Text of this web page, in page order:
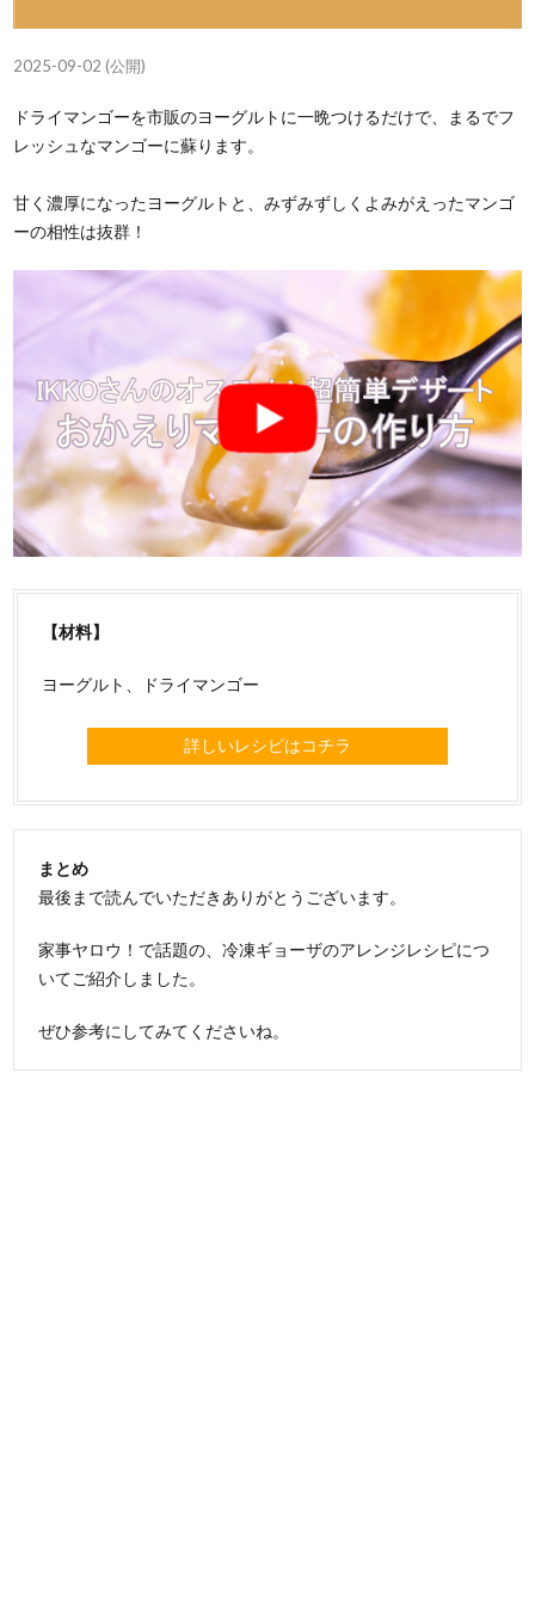
2025-09-02 (公開)
ドライマンゴーを市販のヨーグルトに一晩つけるだけで、まるでフ
レッシュなマンゴーに蘇ります。
甘く濃厚になったヨーグルトと、みずみずしくよみがえったマンゴ
ーの相性は抜群！
【材料】
ヨーグルト、ドライマンゴー
詳しいレシピはコチラ
まとめ
最後まで読んでいただきありがとうございます。
家事ヤロウ！で話題の、冷凍ギョーザのアレンジレシピにつ
いてご紹介しました。
ぜひ参考にしてみてくださいね。